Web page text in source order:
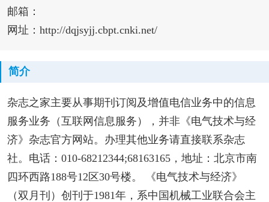
邮箱：
网址：http://dqjsyjj.cbpt.cnki.net/
简介
杂志之家主要从事期刊订阅及增值电信业务中的信息
服务业务（互联网信息服务），并非《电气技术与经
济》杂志官方网站。办理其他业务请直接联系杂志
社。电话：010-68212344;68163165，地址：北京市南
四环西路188号12区30号楼。 《电气技术与经济》
（双月刊）创刊于1981年，系中国机械工业联合会主